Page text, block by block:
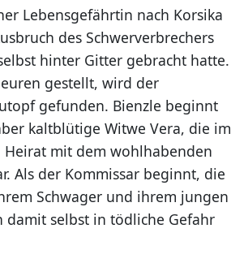
Lebensgefährtin nach Korsika
des Schwerverbrechers
hinter Gitter gebracht hatte.
gestellt, wird der
gefunden. Bienzle beginnt
kaltblütige Witwe Vera, die im
Heirat mit dem wohlhabenden
Als der Kommissar beginnt, die
Schwager und ihrem jungen
damit selbst in tödliche Gefahr